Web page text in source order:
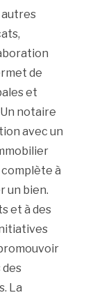
autres
de
et
notaire
avec un
à
un bien.
et à des
des
La